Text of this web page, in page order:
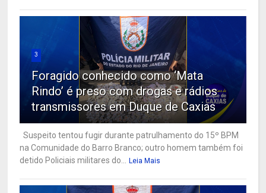
3
Foragido conhecido como ‘Mata
Rindo’ é preso com drogas e rádios
transmissores em Duque de Caxias
Suspeito tentou fugir durante patrulhamento do 15º BPM
na Comunidade do Barro Branco; outro homem também foi
detido Policiais militares do...
Leia Mais